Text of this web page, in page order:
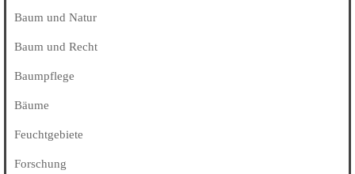
Baum und Natur
Baum und Recht
Baumpflege
Bäume
Feuchtgebiete
Forschung